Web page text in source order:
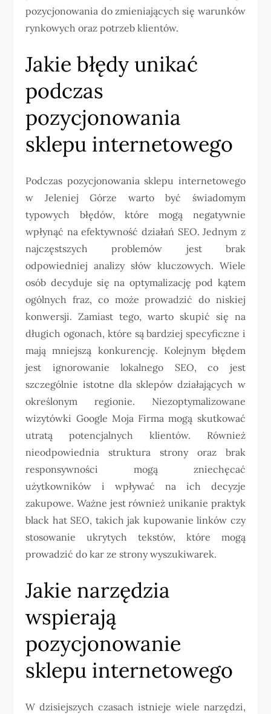
pozycjonowania do zmieniających się warunków
rynkowych oraz potrzeb klientów.
Jakie błędy unikać
podczas
pozycjonowania
sklepu internetowego
Podczas pozycjonowania sklepu internetowego
w Jeleniej Górze warto być świadomym
typowych błędów, które mogą negatywnie
wpłynąć na efektywność działań SEO. Jednym z
najczęstszych problemów jest brak
odpowiedniej analizy słów kluczowych. Wiele
osób decyduje się na optymalizację pod kątem
ogólnych fraz, co może prowadzić do niskiej
konwersji. Zamiast tego, warto skupić się na
długich ogonach, które są bardziej specyficzne i
mają mniejszą konkurencję. Kolejnym błędem
jest ignorowanie lokalnego SEO, co jest
szczególnie istotne dla sklepów działających w
określonym regionie. Niezoptymalizowane
wizytówki Google Moja Firma mogą skutkować
utratą potencjalnych klientów. Również
nieodpowiednia struktura strony oraz brak
responsywności mogą zniechęcać
użytkowników i wpływać na ich decyzje
zakupowe. Ważne jest również unikanie praktyk
black hat SEO, takich jak kupowanie linków czy
stosowanie ukrytych tekstów, które mogą
prowadzić do kar ze strony wyszukiwarek.
Jakie narzędzia
wspierają
pozycjonowanie
sklepu internetowego
W dzisiejszych czasach istnieje wiele narzędzi,